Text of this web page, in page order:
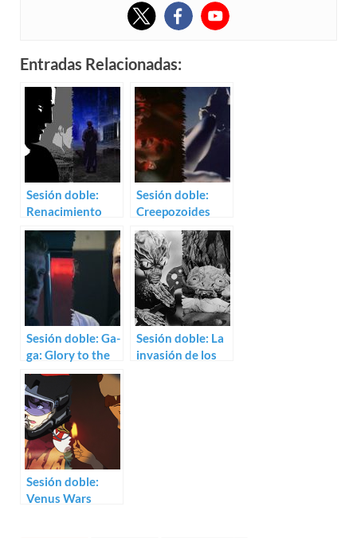
Entradas Relacionadas:
Sesión doble:
Renacimiento
(2006) /
Wonderful Days
(2003)
Sesión doble:
Creepozoides
(1987) /
Inseminoid
(1981)
Sesión doble: Ga-
ga: Glory to the
Heroes (1986) /
Death Machine
(1994)
Sesión doble: La
invasión de los
Sesión doble:
Venus Wars